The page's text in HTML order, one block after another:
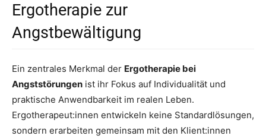
Ergotherapie zur
Angstbewältigung
Ein zentrales Merkmal der Ergotherapie bei
Angststörungen ist ihr Fokus auf Individualität und
praktische Anwendbarkeit im realen Leben.
Ergotherapeut:innen entwickeln keine Standardlösungen,
sondern erarbeiten gemeinsam mit den Klient:innen